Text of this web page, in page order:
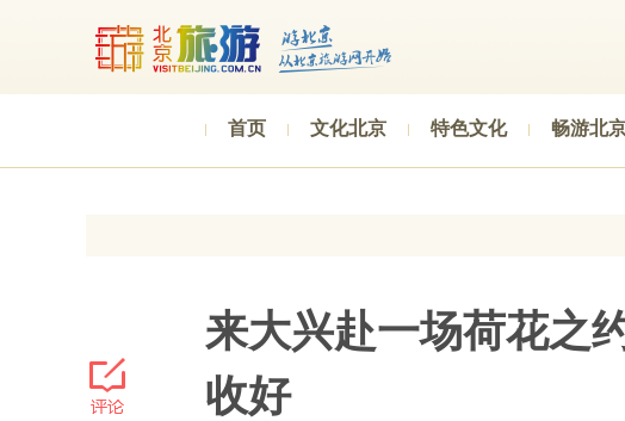
首页 文化北京 特色文化 畅游北
来大兴赴一场荷花之
收好